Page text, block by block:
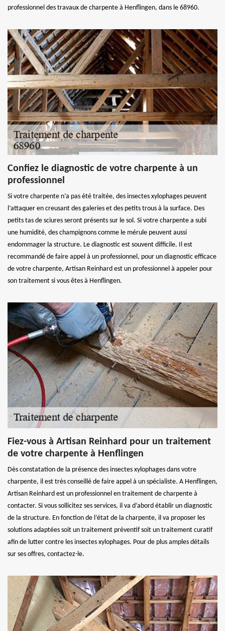
professionnel des travaux de charpente à Henflingen, dans le 68960.
Confiez le diagnostic de votre charpente à un
professionnel
Si votre charpente n’a pas été traitée, des insectes xylophages peuvent
l’attaquer en creusant des galeries et des petits trous à la surface. Des
petits tas de sciures seront présents sur le sol. Si votre charpente a subi
une humidité, des champignons comme le mérule peuvent aussi
endommager la structure. Le diagnostic est souvent difficile. Il est
recommandé de faire appel à un professionnel, pour un diagnostic efficace
de votre charpente, Artisan Reinhard est un professionnel à appeler pour
son traitement si vous êtes à Henflingen.
Fiez-vous à Artisan Reinhard pour un traitement
de votre charpente à Henflingen
Dès constatation de la présence des insectes xylophages dans votre
charpente, il est très conseillé de faire appel à un spécialiste. A Henflingen,
Artisan Reinhard est un professionnel en traitement de charpente à
contacter. Si vous sollicitez ses services, il va d’abord établir un diagnostic
de la structure. En fonction de l’état de la charpente, il va proposer les
solutions adaptées soit un traitement préventif soit un traitement curatif
afin de lutter contre les insectes xylophages. Pour de plus amples détails
sur ses offres, contactez-le.